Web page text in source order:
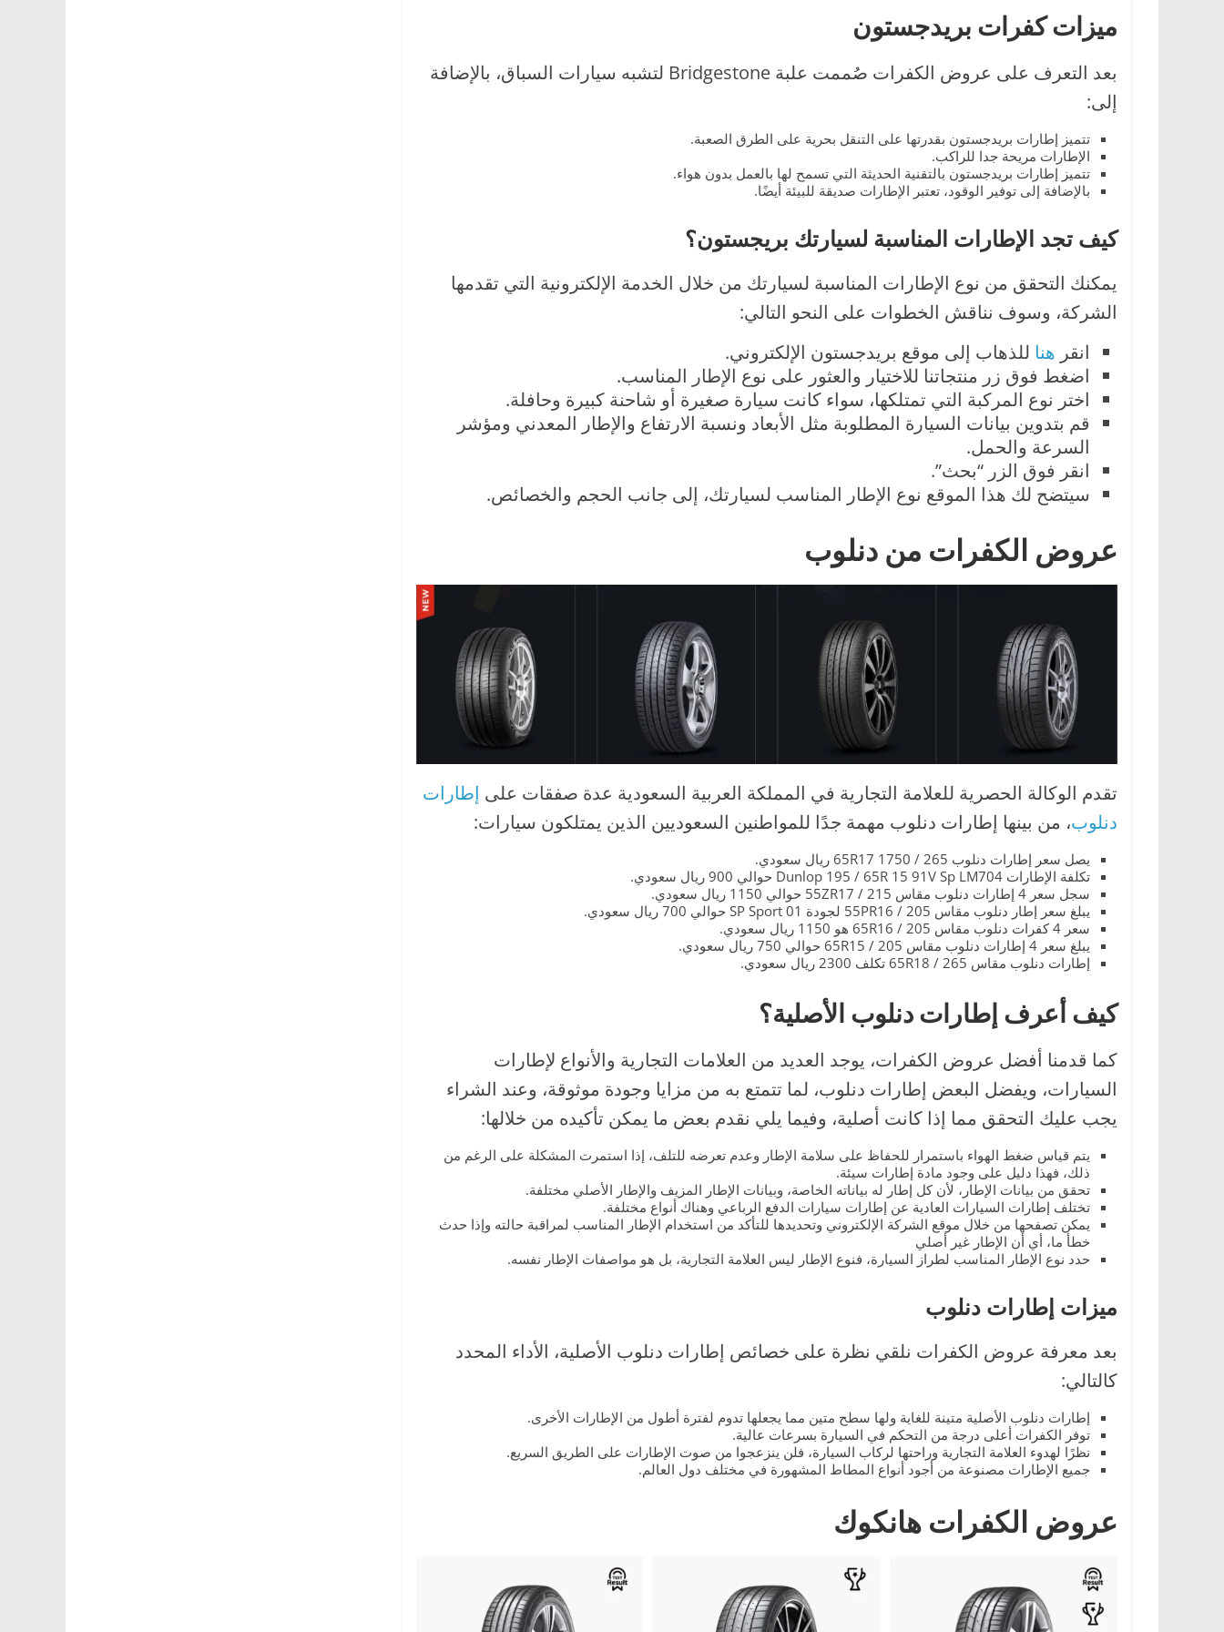
ميزات كفرات بريدجستون
بعد التعرف على عروض الكفرات صُممت علبة Bridgestone لتشبه سيارات السباق، بالإضافة
إلى:
تتميز إطارات بريدجستون بقدرتها على التنقل بحرية على الطرق الصعبة.
الإطارات مريحة جدا للراكب.
تتميز إطارات بريدجستون بالتقنية الحديثة التي تسمح لها بالعمل بدون هواء.
بالإضافة إلى توفير الوقود، تعتبر الإطارات صديقة للبيئة أيضًا.
كيف تجد الإطارات المناسبة لسيارتك بريجستون؟
يمكنك التحقق من نوع الإطارات المناسبة لسيارتك من خلال الخدمة الإلكترونية التي تقدمها
الشركة، وسوف نناقش الخطوات على النحو التالي:
انقر هنا للذهاب إلى موقع بريدجستون الإلكتروني.
اضغط فوق زر منتجاتنا للاختيار والعثور على نوع الإطار المناسب.
اختر نوع المركبة التي تمتلكها، سواء كانت سيارة صغيرة أو شاحنة كبيرة وحافلة.
قم بتدوين بيانات السيارة المطلوبة مثل الأبعاد ونسبة الارتفاع والإطار المعدني ومؤشر
السرعة والحمل.
انقر فوق الزر “بحث”.
سيتضح لك هذا الموقع نوع الإطار المناسب لسيارتك، إلى جانب الحجم والخصائص.
عروض الكفرات من دنلوب
تقدم الوكالة الحصرية للعلامة التجارية في المملكة العربية السعودية عدة صفقات على إطارات
دنلوب، من بينها إطارات دنلوب مهمة جدًا للمواطنين السعوديين الذين يمتلكون سيارات:
يصل سعر إطارات دنلوب 265 / 65R17 1750 ريال سعودي.
تكلفة الإطارات Dunlop 195 / 65R 15 91V Sp LM704 حوالي 900 ريال سعودي.
سجل سعر 4 إطارات دنلوب مقاس 215 / 55ZR17 حوالي 1150 ريال سعودي.
يبلغ سعر إطار دنلوب مقاس 205 / 55PR16 لجودة SP Sport 01 حوالي 700 ريال سعودي.
سعر 4 كفرات دنلوب مقاس 205 / 65R16 هو 1150 ريال سعودي.
يبلغ سعر 4 إطارات دنلوب مقاس 205 / 65R15 حوالي 750 ريال سعودي.
إطارات دنلوب مقاس 265 / 65R18 تكلف 2300 ريال سعودي.
كيف أعرف إطارات دنلوب الأصلية؟
كما قدمنا أفضل عروض الكفرات، يوجد العديد من العلامات التجارية والأنواع لإطارات
السيارات، ويفضل البعض إطارات دنلوب، لما تتمتع به من مزايا وجودة موثوقة، وعند الشراء
يجب عليك التحقق مما إذا كانت أصلية، وفيما يلي نقدم بعض ما يمكن تأكيده من خلالها:
يتم قياس ضغط الهواء باستمرار للحفاظ على سلامة الإطار وعدم تعرضه للتلف، إذا استمرت المشكلة على الرغم من
ذلك، فهذا دليل على وجود مادة إطارات سيئة.
تحقق من بيانات الإطار، لأن كل إطار له بياناته الخاصة، وبيانات الإطار المزيف والإطار الأصلي مختلفة.
تختلف إطارات السيارات العادية عن إطارات سيارات الدفع الرباعي وهناك أنواع مختلفة.
يمكن تصفحها من خلال موقع الشركة الإلكتروني وتحديدها للتأكد من استخدام الإطار المناسب لمراقبة حالته وإذا حدث
خطأ ما، أي أن الإطار غير أصلي
حدد نوع الإطار المناسب لطراز السيارة، فنوع الإطار ليس العلامة التجارية، بل هو مواصفات الإطار نفسه.
ميزات إطارات دنلوب
بعد معرفة عروض الكفرات نلقي نظرة على خصائص إطارات دنلوب الأصلية، الأداء المحدد
كالتالي:
إطارات دنلوب الأصلية متينة للغاية ولها سطح متين مما يجعلها تدوم لفترة أطول من الإطارات الأخرى.
توفر الكفرات أعلى درجة من التحكم في السيارة بسرعات عالية.
نظرًا لهدوء العلامة التجارية وراحتها لركاب السيارة، فلن ينزعجوا من صوت الإطارات على الطريق السريع.
جميع الإطارات مصنوعة من أجود أنواع المطاط المشهورة في مختلف دول العالم.
عروض الكفرات هانكوك